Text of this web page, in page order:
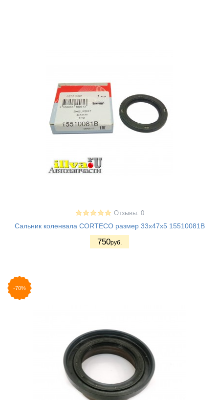
Отзывы: 0
Сальник коленвала CORTECO размер 33x47x5 15510081B
750руб.
-70%